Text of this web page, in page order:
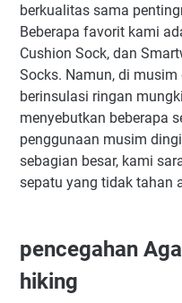
berkualitas sama
Beberapa favorit kami
Cushion Sock, dan
Socks. Namun, di musim
berinsulasi ringan
menyebutkan beberapa
penggunaan musim
sebagian besar, kami
sepatu yang tidak tahan
pencegahan
hiking